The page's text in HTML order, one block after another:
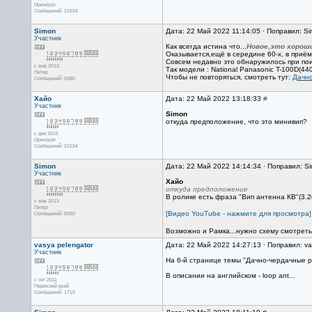
Оренбург
Сообщений: 21534
Simon
Участник
с янв 2013
Питер
Сообщений: 5580
Дата: 22 Май 2022 11:14:05 · Поправил:
Как всегда истина что... Новое,это
Оказывается,ещё в середине 60-х, в
Совсем недавно это обнаружилось при
Так модели : National Panasonic T-
Чтобы не повторяться, смотреть тут:
Хайо
Участник
с дек 2015
Оренбург
Сообщений: 21534
Дата: 22 Май 2022 13:18:33 #
Simon
откуда предположение, что это минивип?
Simon
Участник
с янв 2013
Питер
Сообщений: 5580
Дата: 22 Май 2022 14:14:34 · Поправил:
Хайо
откуда предположение
В ролике есть фраза "Вип антенна
[Видео YouTube - нажмите для просмотра]
Возможно и Рамка...нужно схему смотреть.
vasya pelengator
Участник
с окт 2011
Пермский край
Сообщений: 1710
Дата: 22 Май 2022 14:27:13 · Поправил:
На 6-й странице темы "Дачно-чердачные
В описании на английском - loop ant...